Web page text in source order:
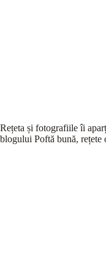
Rețeta și fotografiile îi
blogului Poftă bună, rețete